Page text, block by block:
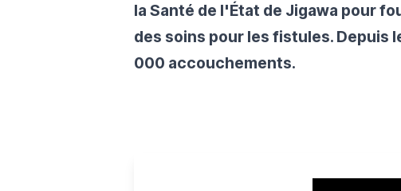
la Santé de l'État de Jigawa pour
des soins pour les fistules. Depuis
000 accouchements.